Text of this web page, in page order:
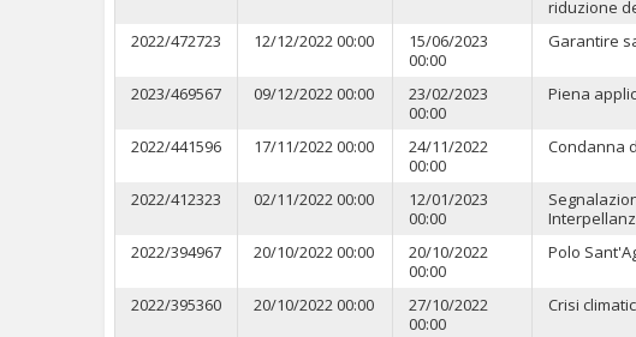
riduzione
2022/472723
12/12/2022 00:00
15/06/2023
00:00
Garantire
2023/469567 09/12/2022 00:00
23/02/2023
00:00
Piena
2022/441596 17/11/2022 00:00
24/11/2022
00:00
Condanna
2022/412323 02/11/2022 00:00
12/01/2023
00:00
2022/394967
20/10/2022 00:00
20/10/2022
00:00
Polo
2022/395360 20/10/2022 00:00
27/10/2022
00:00
Crisi